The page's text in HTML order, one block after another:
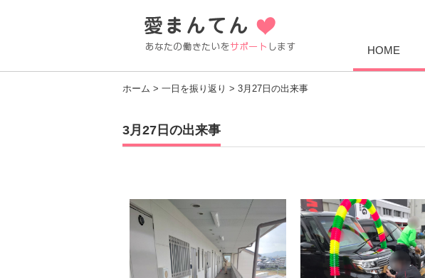
HOME
ホーム > 一日を振り返り > 3月27日の出来事
3月27日の出来事